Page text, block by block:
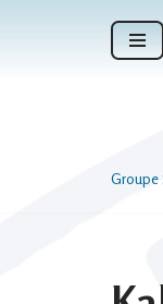
Groupe